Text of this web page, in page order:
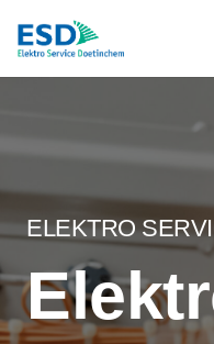
ELEKTRO